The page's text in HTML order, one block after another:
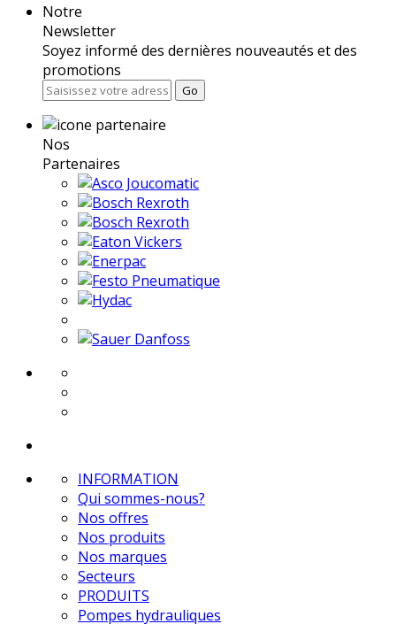
Notre
Newsletter
Soyez informé des dernières nouveautés et des
promotions
Go
Nos
Partenaires
INFORMATION
Qui sommes-nous?
Nos offres
Nos produits
Nos marques
Secteurs
PRODUITS
Pompes hydrauliques